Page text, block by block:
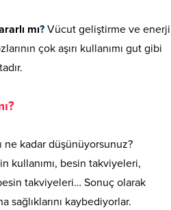
mı? Vücut geliştirme ve enerji
çok aşırı kullanımı gut gibi
ne kadar düşünüyorsunuz?
kullanımı, besin takviyeleri,
takviyeleri… Sonuç olarak
sağlıklarını kaybediyorlar.